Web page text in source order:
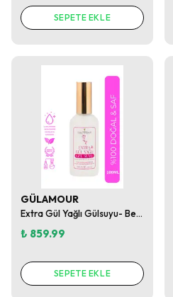
SEPETE EKLE
GÜLAMOUR
Extra Gül Yağlı Gülsuyu- Besleyici-Nemlendirici-Arındırıcı-Cilt parlatıcı 100ml Doğal Tonik
₺ 859.99
SEPETE EKLE